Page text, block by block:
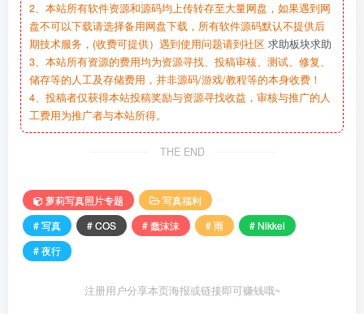
2、本站所有软件资源和源码均上传转存至大量网盘，如果遇到网
盘不可以下载请选择备用网盘下载，所有软件源码默认不提供后
期技术服务，(收费可提供）遇到使用问题请到社区 求助板块求助
3、本站所有资源的费用均为资源寻找、投稿审核、测试、修复、
储存等的人工及存储费用，并非源码/游戏/教程等的本身收费！
4、投稿者仅获得本站投稿奖励与资源寻找收益，审核与推广的人
工费用为推广者与本站所得。
THE END
萝莉写真照片专题
写真福利
# 写真
# COS # 蠢沫沫 # 雨
# Nikkei
# 夜行
注册用户分享本页海报或链接即可赚钱哦~